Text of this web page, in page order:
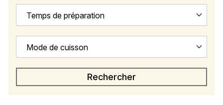
Temps de préparation
Mode de cuisson